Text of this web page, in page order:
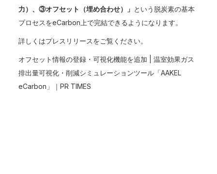
力）、③オフセット（埋め合わせ）」 という脱炭素の基本
プロセスをeCarbon上で完結できるようになります。
詳しくはプレスリリースをご覧ください。
オフセット情報の登録・可視化機能を追加 | 温室効果ガス
排出量可視化・削減シミュレーションツール「AAKEL
eCarbon」｜PR TIMES